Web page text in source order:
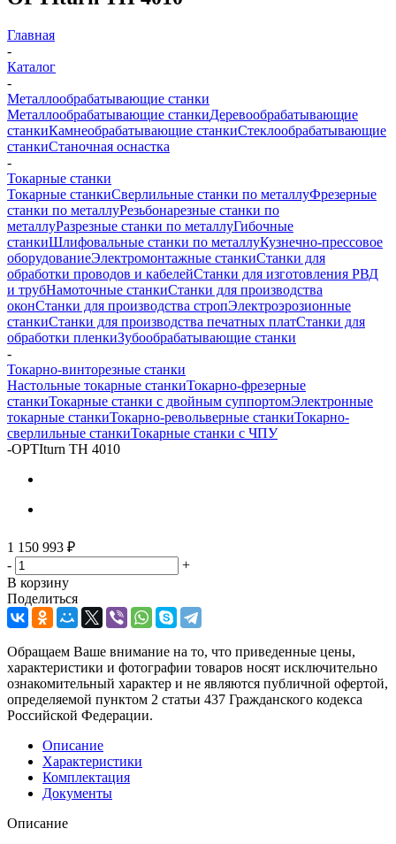
Главная
-
Каталог
-
Металлообрабатывающие станки
Металлообрабатывающие станкиДеревообрабатывающие
станкиКамнеобрабатывающие станкиСтеклообрабатывающие
станкиСтаночная оснастка
-
Токарные станки
Токарные станкиСверлильные станки по металлуФрезерные
станки по металлуРезьбонарезные станки по
металлуРазрезные станки по металлуГибочные
станкиШлифовальные станки по металлуКузнечно-прессовое
оборудованиеЭлектромонтажные станкиСтанки для
обработки проводов и кабелейСтанки для изготовления РВД
и трубНамоточные станкиСтанки для производства
оконСтанки для производства стропЭлектроэрозионные
станкиСтанки для производства печатных платСтанки для
обработки пленкиЗубообрабатывающие станки
-
Токарно-винторезные станки
Настольные токарные станкиТокарно-фрезерные
станкиТокарные станки с двойным суппортомЭлектронные
токарные станкиТокарно-револьверные станкиТокарно-
сверлильные станкиТокарные станки с ЧПУ
-OPTIturn TH 4010
1 150 993 ₽
-
+
В корзину
Поделиться
Обращаем Ваше внимание на то, что приведенные цены,
характеристики и фотографии товаров носят исключительно
ознакомительный характер и не являются публичной офертой,
определяемой пунктом 2 статьи 437 Гражданского кодекса
Российской Федерации.
Описание
Характеристики
Комплектация
Документы
Описание